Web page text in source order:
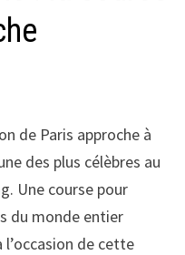
de Paris approche à
des plus célèbres au
Une course pour
du monde entier
de cette